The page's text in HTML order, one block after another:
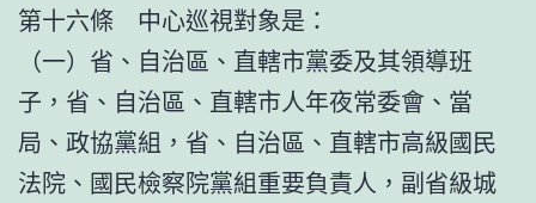
第十六條 中心巡視對象是：
（一）省、自治區、直轄市黨委及其領導班
子，省、自治區、直轄市人年夜常委會、當
局、政協黨組，省、自治區、直轄市高級國民
法院、國民檢察院黨組重要負責人，副省級城